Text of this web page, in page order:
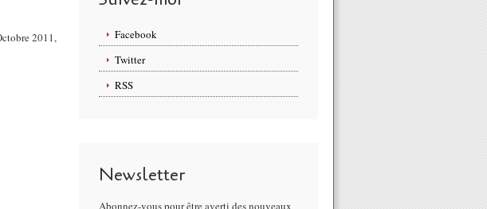
2011,
Facebook
Twitter
RSS
Newsletter
Abonnez-vous pour être averti des nouveaux